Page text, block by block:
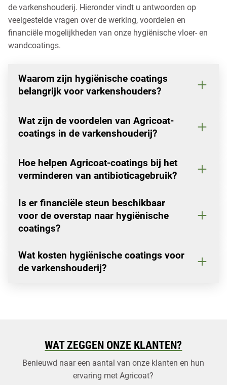
de varkenshouderij. Hieronder vindt u antwoorden op
veelgestelde vragen over de werking, voordelen en
financiële mogelijkheden van onze hygiënische vloer- en
wandcoatings.
Waarom zijn hygiënische coatings
belangrijk voor varkenshouders?
Wat zijn de voordelen van Agricoat-
coatings in de varkenshouderij?
Hoe helpen Agricoat-coatings bij het
verminderen van antibioticagebruik?
Is er financiële steun beschikbaar
voor de overstap naar hygiënische
coatings?
Wat kosten hygiënische coatings voor
de varkenshouderij?
WAT ZEGGEN ONZE KLANTEN?
Benieuwd naar een aantal van onze klanten en hun
ervaring met Agricoat?